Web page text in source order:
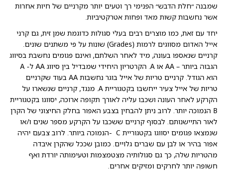
שמבנה ״חלת הדבש״ הפנימי רך וטעים יותר מקרניים של חיות אחרות
אשר נחשבות קשות מאד ופחות אטרקטיביות.
יחד עם זאת, כמו מוצרים רבים בעלי סגולות כדוגמת שמן זית, גם קרני
אייל האדום מסווגים לרמות (Grades) שונות על פי משתנים שונים.
קרניים שנאספו בעונה, מיד לאחר השלתם, ואינם פגומים נחשבת בסיווג
הגבוה ביותר – AA או A. הקרטריון היחידי שמבדיל בין סיווג AA ל- A
הוא הגודל. קרניים טריות של אייל בוגר נחשבות AA בעוד שקרניים
טריות של אייל צעיר ייחשבו בקטגוריית A. מנגד, קרניים שנשארו על
הקרקע לאחר העונה ושכבו עליה לאורך תקופה ארוכה, יסווגו בקטגוריית
B הנמוכה יותר. לרוב ניתן להבחין בצבע האפור בחלק החיצוני של הקרן
לאור התיישנותם. לבסוף קרניים ששכבו על הקרקע מספר שנים ו/או
שנמצאו פגומים יסווגו בקטגוריית C -הנמוכה ביותר. לרוב צבעם יהיה
אפור בהיר או לבן עם שברים גלויים. כמובן שככל שהקרן איבדה
מהטריות שלה, כך גם סגולותיה מצטמצמות וטעימותה יורדת ואף
חשופה יותר לחרקים ומזיקים אחרים.